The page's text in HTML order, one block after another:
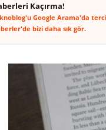
Kaçırma!
Google Arama'da
bizi daha sık gör.